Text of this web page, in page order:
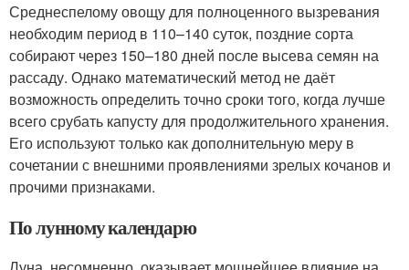
Среднеспелому овощу для полноценного вызревания
необходим период в 110–140 суток, поздние сорта
собирают через 150–180 дней после высева семян на
рассаду. Однако математический метод не даёт
возможность определить точно сроки того, когда лучше
всего срубать капусту для продолжительного хранения.
Его используют только как дополнительную меру в
сочетании с внешними проявлениями зрелых кочанов и
прочими признаками.
По лунному календарю